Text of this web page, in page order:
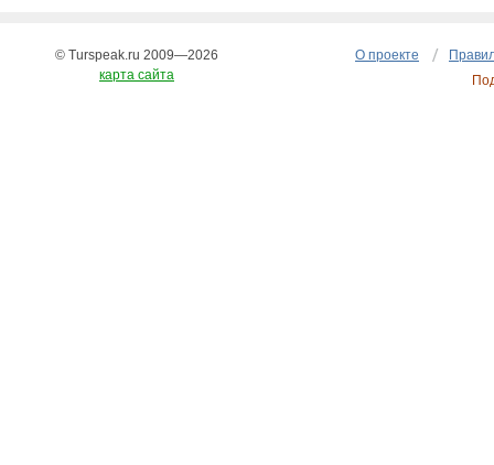
О проекте
© Turspeak.ru 2009—2026
карта сайта